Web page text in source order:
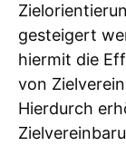
gesteigert
hiermit die
von
Hierdurch